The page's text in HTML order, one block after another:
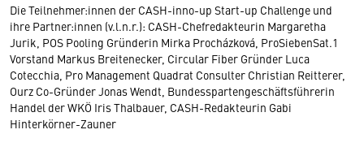
Die Teilnehmer:innen der CASH-inno-up Start-up Challenge und
ihre Partner:innen (v.l.n.r.): CASH-Chefredakteurin Margaretha
Jurik, POS Pooling Gründerin Mirka Procházková, ProSiebenSat.1
Vorstand Markus Breitenecker, Circular Fiber Gründer Luca
Cotecchia, Pro Management Quadrat Consulter Christian Reitterer,
Ourz Co-Gründer Jonas Wendt, Bundesspartengeschäftsführerin
Handel der WKÖ Iris Thalbauer, CASH-Redakteurin Gabi
Hinterkörner-Zauner